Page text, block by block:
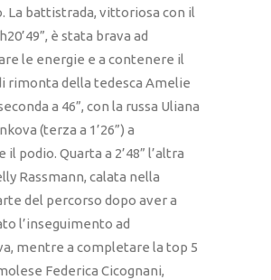
La battistrada, vittoriosa con il
è stata brava ad
le energie e a contenere il
rimonta della tedesca Amelie
a 46”, con la russa Uliana
(terza a 1’26”) a
podio. Quarta a 2’48” l’altra
Rassmann, calata nella
del percorso dopo aver a
l’inseguimento ad
mentre a completare la top 5
Federica Cicognani,